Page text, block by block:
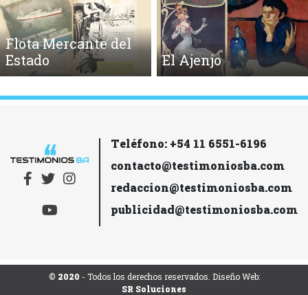
Flota Mercante del
Estado
El Ajenjo
Teléfono: +54 11 6551-6196
contacto@testimoniosba.com
redaccion@testimoniosba.com
publicidad@testimoniosba.com
© 2020 - Todos los derechos reservados. Diseño Web:
SR Soluciones